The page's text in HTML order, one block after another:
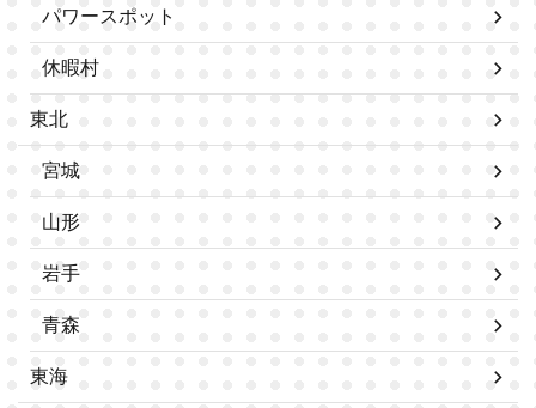
パワースポット
休暇村
東北
宮城
山形
岩手
青森
東海